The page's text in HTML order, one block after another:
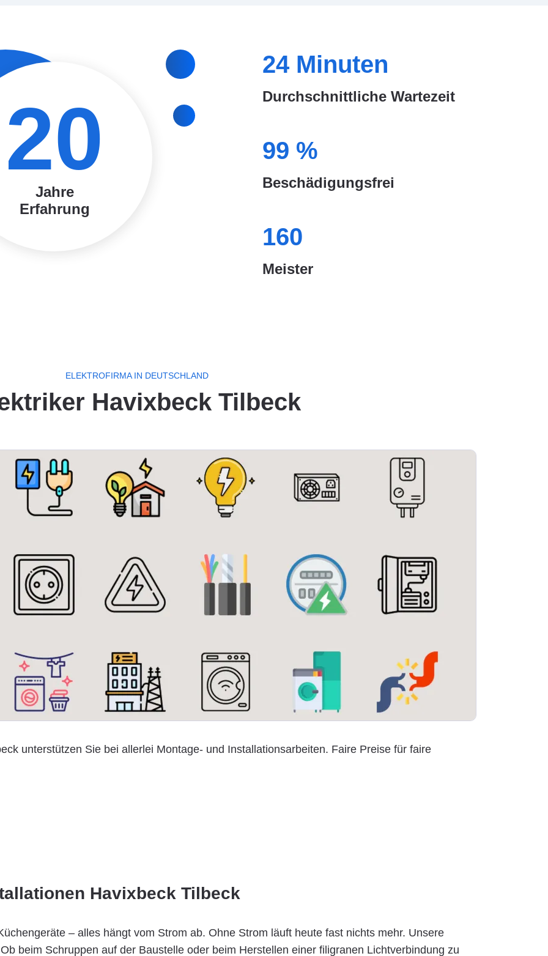
20
Jahre
Erfahrung
24Minuten
Durchschnittliche Wartezeit
99 %
Beschädigungsfrei
160
Meister
ELEKTROFIRMA IN DEUTSCHLAND
Havixbeck Tilbeck
unterstützen Sie bei allerlei Montage- und Installationsarbeiten. Faire Preise für faire
Havixbeck Tilbeck
– alles hängt vom Strom ab. Ohne Strom läuft heute fast nichts mehr. Unsere
beim Schruppen auf der Baustelle oder beim Herstellen einer filigranen Lichtverbindung zu